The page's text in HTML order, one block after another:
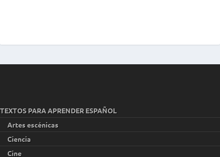
TEXTOS PARA APRENDER ESPAÑOL
Artes escénicas
Ciencia
Cine